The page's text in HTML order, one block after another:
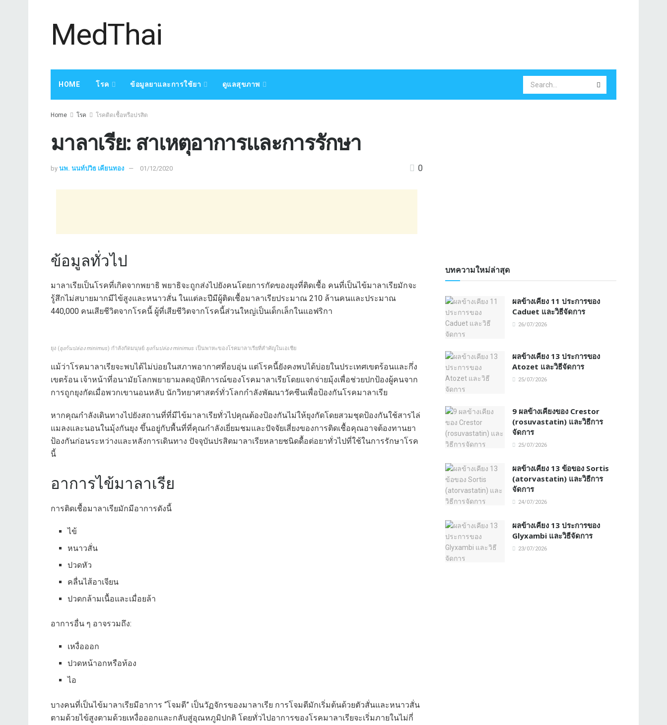
MedThai
HOME โรค ข้อมูลยาและการใช้ยา ดูแลสุขภาพ
Home โรค โรคติดเชื้อหรือปรสิต
มาลาเรีย: สาเหตุอาการและการรักษา
by นพ. นนท์ปวิธ เคียนทอง 01/12/2020 0
ข้อมูลทั่วไป
มาลาเรียเป็นโรคที่เกิดจากพยาธิ พยาธิจะถูกส่งไปยังคนโดยการกัดของยุงที่ติดเชื้อ คนที่เป็นไข้มาลาเรียมักจะ
รู้สึกไม่สบายมากมีไข้สูงและหนาวสั่น ในแต่ละปีมีผู้ติดเชื้อมาลาเรียประมาณ 210 ล้านคนและประมาณ
440,000 คนเสียชีวิตจากโรคนี้ ผู้ที่เสียชีวิตจากโรคนี้ส่วนใหญ่เป็นเด็กเล็กในแอฟริกา
ยุง (ยุงก้นปล่อง minimus) กำลังกัดมนุษย์ ยุงก้นปล่อง minimus เป็นพาหะของโรคมาลาเรียที่สำคัญในเอเชีย
แม้ว่าโรคมาลาเรียจะพบได้ไม่บ่อยในสภาพอากาศที่อบอุ่น แต่โรคนี้ยังคงพบได้บ่อยในประเทศเขตร้อนและกึ่ง
เขตร้อน เจ้าหน้าที่อนามัยโลกพยายามลดอุบัติการณ์ของโรคมาลาเรียโดยแจกจ่ายมุ้งเพื่อช่วยปกป้องผู้คนจาก
การถูกยุงกัดเมื่อพวกเขานอนหลับ นักวิทยาศาสตร์ทั่วโลกกำลังพัฒนาวัคซีนเพื่อป้องกันโรคมาลาเรีย
หากคุณกำลังเดินทางไปยังสถานที่ที่มีไข้มาลาเรียทั่วไปคุณต้องป้องกันไม่ให้ยุงกัดโดยสวมชุดป้องกันใช้สารไล่
แมลงและนอนในมุ้งกันยุง ขึ้นอยู่กับพื้นที่ที่คุณกำลังเยี่ยมชมและปัจจัยเสี่ยงของการติดเชื้อคุณอาจต้องทานยา
ป้องกันก่อนระหว่างและหลังการเดินทาง ปัจจุบันปรสิตมาลาเรียหลายชนิดดื้อต่อยาทั่วไปที่ใช้ในการรักษาโรค
นี้
อาการไข้มาลาเรีย
การติดเชื้อมาลาเรียมักมีอาการดังนี้
ไข้
หนาวสั่น
ปวดหัว
คลื่นไส้อาเจียน
ปวดกล้ามเนื้อและเมื่อยล้า
อาการอื่น ๆ อาจรวมถึง:
เหงื่อออก
ปวดหน้าอกหรือท้อง
ไอ
บางคนที่เป็นไข้มาลาเรียมีอาการ “โจมตี” เป็นวัฏจักรของมาลาเรีย การโจมตีมักเริ่มต้นด้วยตัวสั่นและหนาวสั่น
ตามด้วยไข้สูงตามด้วยเหงื่อออกและกลับสู่อุณหภูมิปกติ โดยทั่วไปอาการของโรคมาลาเรียจะเริ่มภายในไม่กี่
บทความใหม่ล่าสุด
ผลข้างเคียง 11 ประการของ
Caduet และวิธีจัดการ
26/07/2026
ผลข้างเคียง 13 ประการของ
Atozet และวิธีจัดการ
25/07/2026
9 ผลข้างเคียงของ Crestor
(rosuvastatin) และวิธีการ
จัดการ
25/07/2026
ผลข้างเคียง 13 ข้อของ Sortis
(atorvastatin) และวิธีการ
จัดการ
24/07/2026
ผลข้างเคียง 13 ประการของ
Glyxambi และวิธีจัดการ
23/07/2026